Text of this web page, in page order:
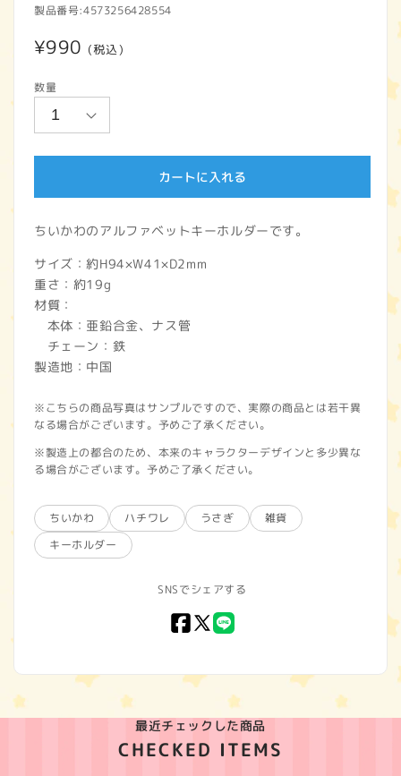
製品番号:4573256428554
通
価
格
¥990 (税込)
数量
カートに入れる
ちいかわのアルファベットキーホルダーです。
サイズ：約H94×W41×D2mm
重さ：約19g
材質：
本体：亜鉛合金、ナス管
チェーン：鉄
製造地：中国
※こちらの商品写真はサンプルですので、実際の商品とは若干異
なる場合がございます。予めご了承ください。
※製造上の都合のため、本来のキャラクターデザインと多少異な
る場合がございます。予めご了承ください。
ちいかわ ハチワレ うさぎ
雑貨
キーホルダー
SNSでシェアする
Facebook
X
最近チェックした商品
CHECKED ITEMS